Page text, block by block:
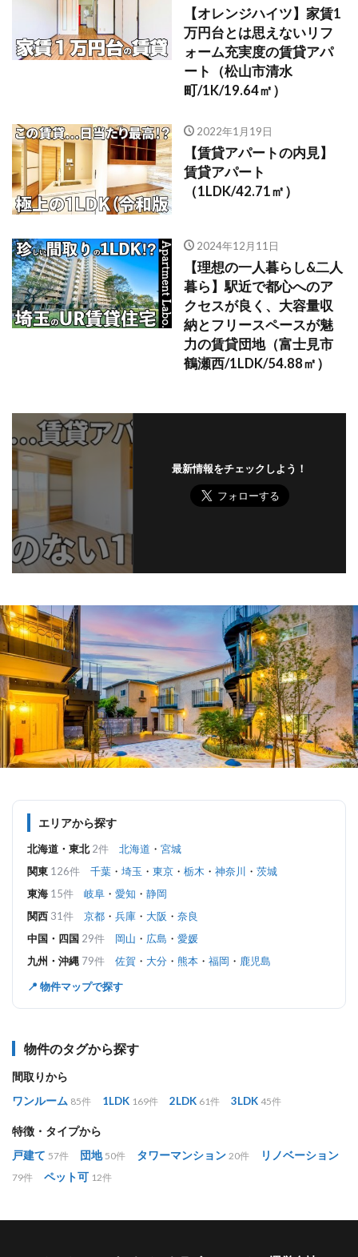
【オレンジハイツ】家賃1
万円台とは思えないリフ
ォーム充実度の賃貸アパ
ート（松山市清水
町/1K/19.64㎡）
2022年1月19日
【賃貸アパートの内見】
賃貸アパート
（1LDK/42.71㎡）
2024年12月11日
【理想の一人暮らし&二人
暮ら】駅近で都心へのア
クセスが良く、大容量収
納とフリースペースが魅
力の賃貸団地（富士見市
鶴瀬西/1LDK/54.88㎡）
最新情報をチェックしよう！
エリアから探す
北海道・東北 2件 北海道 ・ 宮城
関東 126件 千葉 ・ 埼玉 ・ 東京 ・ 栃木 ・ 神奈川 ・ 茨城
東海 15件 岐阜 ・ 愛知 ・ 静岡
関西 31件 京都 ・ 兵庫 ・ 大阪 ・ 奈良
中国・四国 29件 岡山 ・ 広島 ・ 愛媛
九州・沖縄 79件 佐賀 ・ 大分 ・ 熊本 ・ 福岡 ・ 鹿児島
📍 物件マップで探す
物件のタグから探す
間取りから
ワンルーム 85件 1LDK 169件 2LDK 61件 3LDK 45件
特徴・タイプから
戸建て 57件 団地 50件 タワーマンション 20件 リノベーション
79件 ペット可 12件